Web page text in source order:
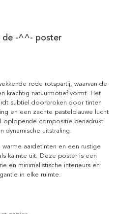
de -^^- poster
rode rotspartij, waarvan de
krachtig natuurmotief vormt. Het
subtiel doorbroken door tinten
en een zachte pastelblauwe lucht
oplopende compositie benadrukt
uitstraling.
aardetinten en een rustige
kalmte uit. Deze poster is een
en minimalistische interieurs en
in elke ruimte.